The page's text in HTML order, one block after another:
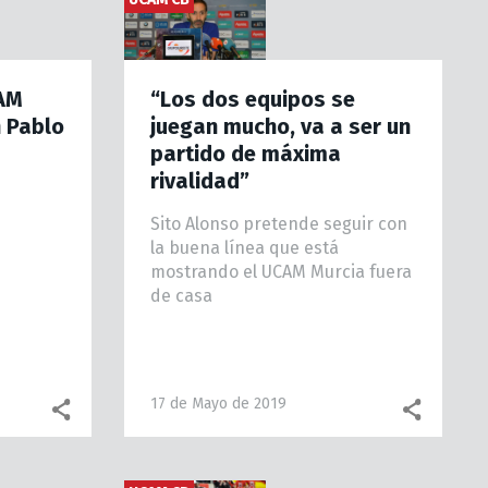
Facebook share
Pablo
Facebook share
“Los dos equipos se
juegan mucho, va a ser un
partido de máxima
rivalidad”
Sito Alonso pretende seguir con
la buena línea que está
mostrando el UCAM Murcia fuera
de casa
17 de Mayo de 2019